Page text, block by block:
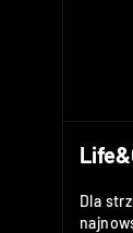
Dla